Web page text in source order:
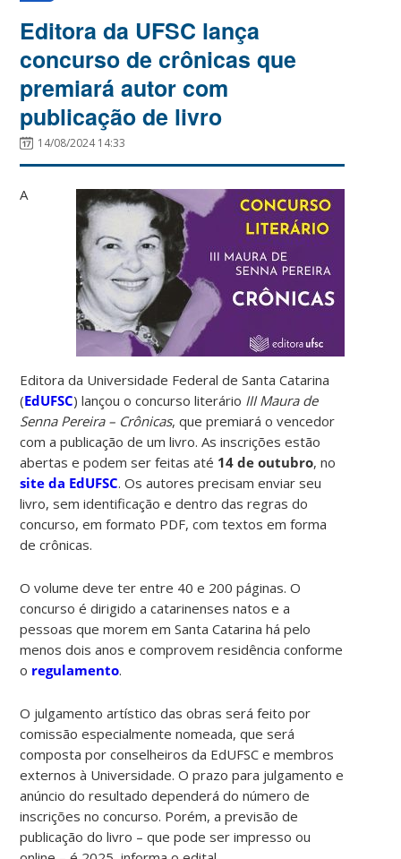
Editora da UFSC lança
concurso de crônicas que
premiará autor com
publicação de livro
14/08/2024 14:33
A
Editora da Universidade Federal de Santa Catarina
(EdUFSC) lançou o concurso literário III Maura de
Senna Pereira – Crônicas, que premiará o vencedor
com a publicação de um livro. As inscrições estão
abertas e podem ser feitas até 14 de outubro, no
site da EdUFSC. Os autores precisam enviar seu
livro, sem identificação e dentro das regras do
concurso, em formato PDF, com textos em forma
de crônicas.
O volume deve ter entre 40 e 200 páginas. O
concurso é dirigido a catarinenses natos e a
pessoas que morem em Santa Catarina há pelo
menos dois anos e comprovem residência conforme
o regulamento.
O julgamento artístico das obras será feito por
comissão especialmente nomeada, que será
composta por conselheiros da EdUFSC e membros
externos à Universidade. O prazo para julgamento e
anúncio do resultado dependerá do número de
inscrições no concurso. Porém, a previsão de
publicação do livro – que pode ser impresso ou